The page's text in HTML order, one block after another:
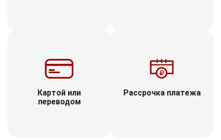
Картой или
переводом
Рассрочка платежа